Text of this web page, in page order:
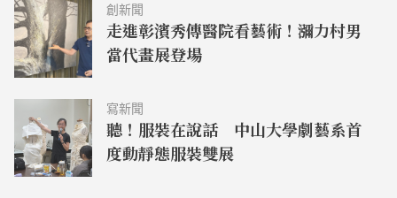
創新聞
走進彰濱秀傳醫院看藝術！瀰力村男
當代畫展登場
寫新聞
聽！服裝在說話 中山大學劇藝系首
度動靜態服裝雙展